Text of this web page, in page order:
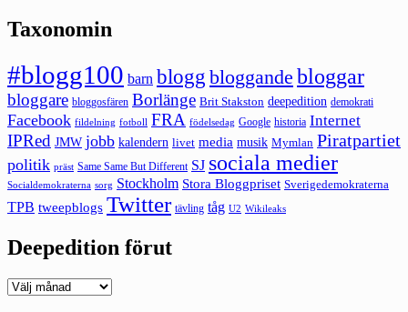
Taxonomin
#blogg100 barn blogg bloggande bloggar
bloggare bloggosfären Borlänge Brit Stakston deepedition demokrati
Facebook fildelning fotboll FRA födelsedag Google historia Internet
IPRed JMW jobb kalendern livet media musik Mymlan Piratpartiet
politik präst Same Same But Different SJ sociala medier
Socialdemokraterna sorg Stockholm Stora Bloggpriset Sverigedemokraterna
TPB tweepblogs Twitter tävling tåg U2 Wikileaks
Deepedition förut
Deepedition